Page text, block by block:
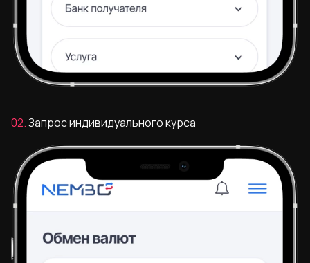
02.Запрос индивидуального курса